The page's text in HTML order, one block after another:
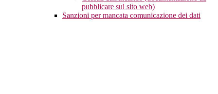
pubblicare sul sito web)
Sanzioni per mancata comunicazione dei dati